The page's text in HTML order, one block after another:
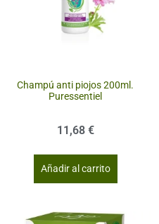
Champú anti piojos 200ml.
Puressentiel
11,68 €
Añadir al carrito